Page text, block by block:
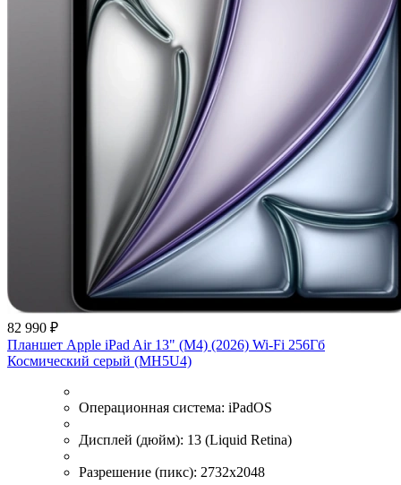
82 990 ₽
Планшет Apple iPad Air 13" (M4) (2026) Wi-Fi 256Гб
Космический серый (MH5U4)
Операционная система: iPadOS
Дисплей (дюйм): 13 (Liquid Retina)
Разрешение (пикс): 2732x2048